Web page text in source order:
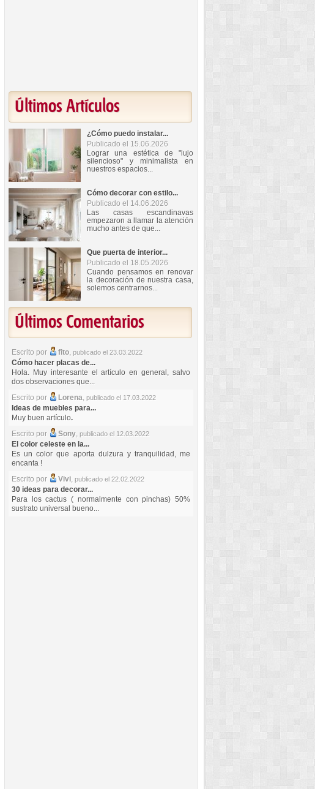
Últimos Artículos
¿Cómo puedo instalar...
Publicado el 15.06.2026
Lograr una estética de "lujo
silencioso" y minimalista en
nuestros espacios...
Cómo decorar con estilo...
Publicado el 14.06.2026
Las casas escandinavas
empezaron a llamar la atención
mucho antes de que...
Que puerta de interior...
Publicado el 18.05.2026
Cuando pensamos en renovar
la decoración de nuestra casa,
solemos centrarnos...
Últimos Comentarios
Escrito por fito, publicado el 23.03.2022
Cómo hacer placas de...
Hola. Muy interesante el artículo en general, salvo
dos observaciones que...
Escrito por
Lorena, publicado el 17.03.2022
Ideas de muebles para...
Muy buen artículo.
Escrito por
Sony, publicado el 12.03.2022
El color celeste en la...
Es un color que aporta dulzura y tranquilidad, me
encanta !
Escrito por
Vivi, publicado el 22.02.2022
30 ideas para decorar...
Para los cactus ( normalmente con pinchas) 50%
sustrato universal bueno...